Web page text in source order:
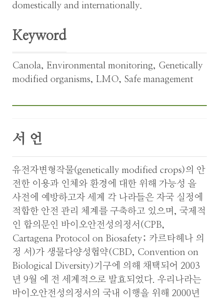
domestically and internationally.
Keyword
Canola, Environmental monitoring, Genetically
modified organisms, LMO, Safe management
서 언
유전자변형작물(genetically modified crops)의 안
전한 이용과 인체와 환경에 대한 위해 가능성 을
사전에 예방하고자 세계 각 나라들은 자국 실정에
적합한 안전 관리 체계를 구축하고 있으며, 국제적
인 합의문인 바이오안전성의정서(CPB,
Cartagena Protocol on Biosafety; 카르타헤나 의
정 서)가 생물다양성협약(CBD, Convention on
Biological Diversity)기구에 의해 채택되어 2003
년 9월 에 전 세계적으로 발효되었다. 우리나라는
바이오안전성의정서의 국내 이행을 위해 2000년